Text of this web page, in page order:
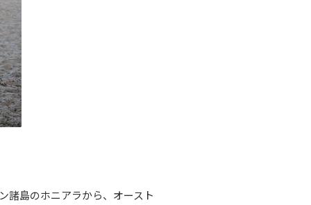
諸島のホニアラから、オースト